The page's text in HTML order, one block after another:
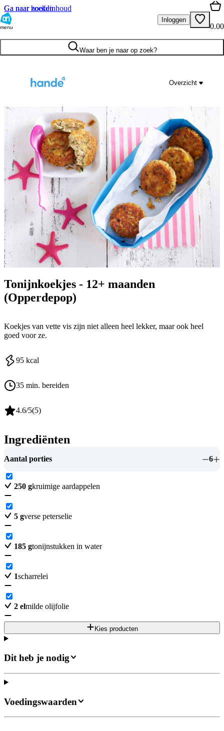
Ga naar hoofdinhoud
Ga naar zoeken
menu
Inloggen
0.00
Waar ben je naar op zoek?
Overzicht
Tonijnkoekjes - 12+ maanden
(Opperdepop)
Koekjes van vette vis zijn niet alleen heel lekker, maar ook heel
goed voor ze.
95 kcal
35 min. bereiden
4.6/5(5)
Ingrediënten
Aantal porties 6
250 gkruimige aardappelen
5 gverse peterselie
185 gtonijnstukken in water
1scharrelei
2 elmilde olijfolie
Kies producten
Dit heb je nodig
Voedingswaarden